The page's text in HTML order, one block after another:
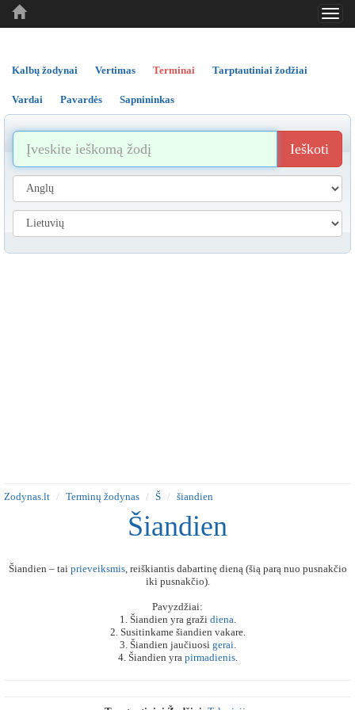
..
..
Kalbų žodynai Vertimas Terminai Tarptautiniai žodžiai
Vardai Pavardės Sapnininkas
Ieškoti
Zodynas.lt Terminų žodynas Š šiandien
Šiandien
Šiandien – tai prieveiksmis, reiškiantis dabartinę dieną (šią parą nuo pusnakčio
iki pusnakčio).
Pavyzdžiai:
1. Šiandien yra graži diena.
2. Susitinkame šiandien vakare.
3. Šiandien jaučiuosi gerai.
4. Šiandien yra pirmadienis.